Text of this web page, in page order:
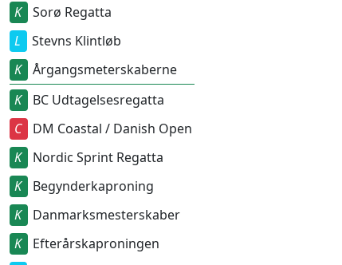
Sorø Regatta
Stevns Klintløb
Årgangsmeterskaberne
BC Udtagelsesregatta
DM Coastal / Danish Open
Nordic Sprint Regatta
Begynderkaproning
Danmarksmesterskaber
Efterårskaproningen